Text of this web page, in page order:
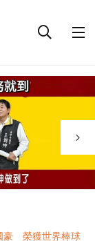
豪 榮獲世界棒球